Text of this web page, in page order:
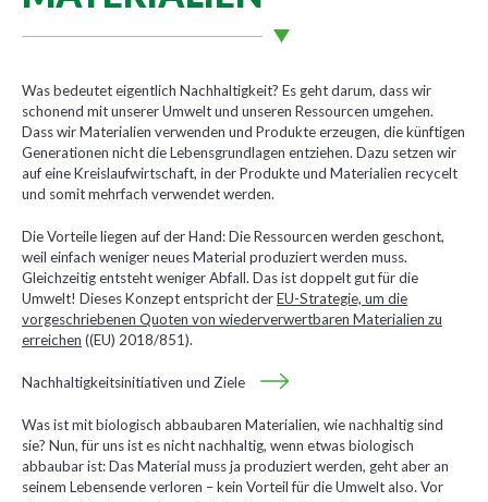
Was bedeutet eigentlich Nachhaltigkeit? Es geht darum, dass wir
schonend mit unserer Umwelt und unseren Ressourcen umgehen.
Dass wir Materialien verwenden und Produkte erzeugen, die künftigen
Generationen nicht die Lebensgrundlagen entziehen. Dazu setzen wir
auf eine Kreislaufwirtschaft, in der Produkte und Materialien recycelt
und somit mehrfach verwendet werden.
Die Vorteile liegen auf der Hand: Die Ressourcen werden geschont,
weil einfach weniger neues Material produziert werden muss.
Gleichzeitig entsteht weniger Abfall. Das ist doppelt gut für die
Umwelt! Dieses Konzept entspricht derEU-Strategie, um die
vorgeschriebenen Quoten von wiederverwertbaren Materialien zu
erreichen ((EU) 2018/851).
Nachhaltigkeitsinitiativen und Ziele
Was ist mit biologisch abbaubaren Materialien, wie nachhaltig sind
sie? Nun, für uns ist es nicht nachhaltig, wenn etwas biologisch
abbaubar ist: Das Material muss ja produziert werden, geht aber an
seinem Lebensende verloren – kein Vorteil für die Umwelt also. Vor